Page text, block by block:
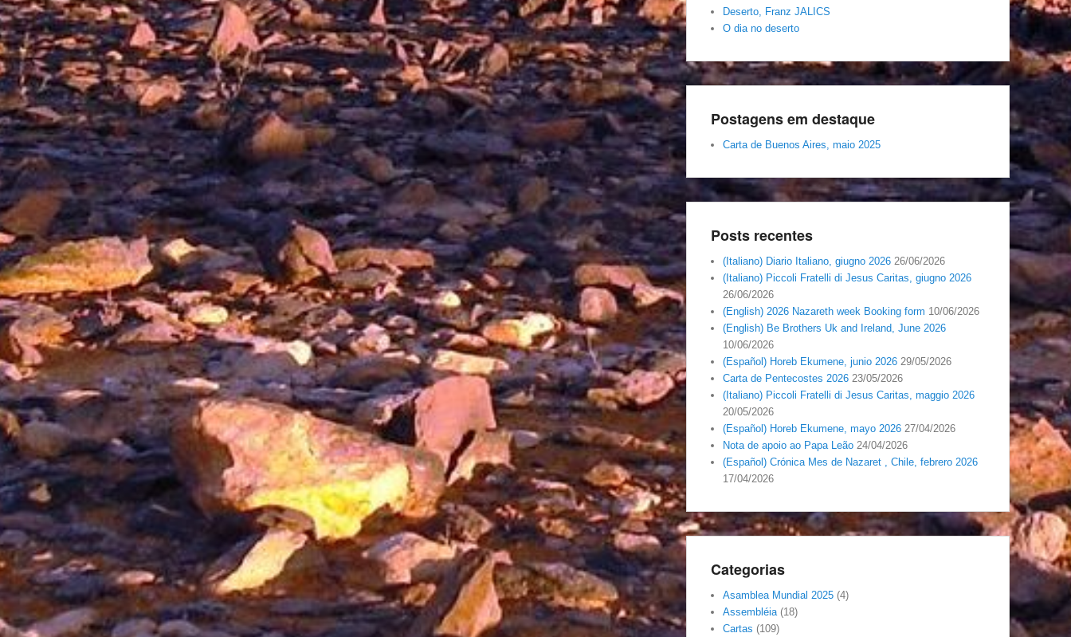
Deserto, Franz JALICS
O dia no deserto
Postagens em destaque
Carta de Buenos Aires, maio 2025
Posts recentes
(Italiano) Diario Italiano, giugno 2026 26/06/2026
(Italiano) Piccoli Fratelli di Jesus Caritas, giugno 2026
26/06/2026
(English) 2026 Nazareth week Booking form 10/06/2026
(English) Be Brothers Uk and Ireland, June 2026
10/06/2026
(Español) Horeb Ekumene, junio 2026 29/05/2026
Carta de Pentecostes 2026 23/05/2026
(Italiano) Piccoli Fratelli di Jesus Caritas, maggio 2026
20/05/2026
(Español) Horeb Ekumene, mayo 2026 27/04/2026
Nota de apoio ao Papa Leão 24/04/2026
(Español) Crónica Mes de Nazaret , Chile, febrero 2026
17/04/2026
Categorias
Asamblea Mundial 2025 (4)
Assembléia(18)
Cartas (109)